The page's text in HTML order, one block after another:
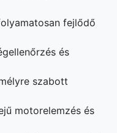
fejlődő
és
szabott
motorelemzés és